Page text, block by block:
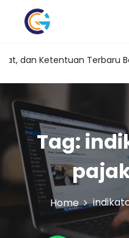
dan Ketentuan Terbaru
Tag:
Home